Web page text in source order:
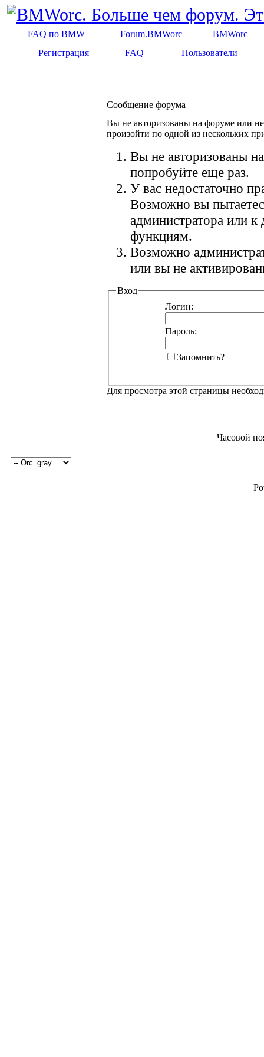
FAQ по BMW Forum.BMWorc
BMWorc
Регистрация
FAQ Пользователи
Сообщение форума
Вы не авторизованы на форуме или
произойти по одной из нескольких
Вы не авторизованы
попробуйте еще раз.
У вас недостаточно
Возможно вы
администратора или
функциям.
Возможно
или вы не
Вход
Логин:
Пароль:
Запомнить?
Для просмотра этой страницы
Часовой